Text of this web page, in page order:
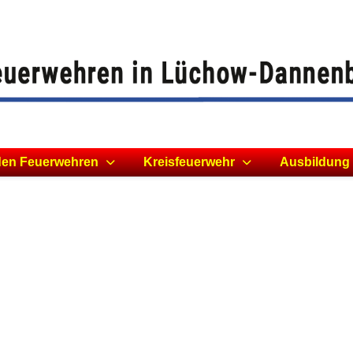
Feuerwehren Kreisfeuerwehr Ausbildung